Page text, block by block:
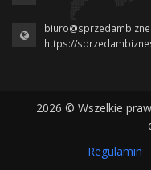
https://
2026 © Wszelkie
Regulamin